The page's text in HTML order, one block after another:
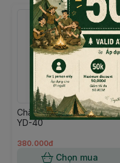
thưởng thức đồ uống
dính da môi vào
tuyết.
- Dễ dàng vệ sinh sau
Muỗng nĩa Titanium 3-
lịch, cắm trại, picnic.
uống đảm bảo vệ sinh
Chắn gió Campingmoon
YD-40
380.000đ
Chọn mua